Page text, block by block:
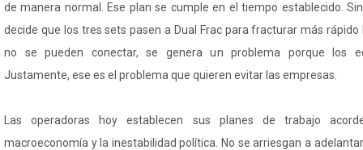
de manera normal. Ese plan se cumple en el tiempo establecido.
decide que los tres sets pasen a Dual Frac para fracturar más rápido
no se pueden conectar, se genera un problema porque los
Justamente, ese es el problema que quieren evitar las empresas.
Las operadoras hoy establecen sus planes de trabajo
macroeconomía y la inestabilidad política. No se arriesgan a